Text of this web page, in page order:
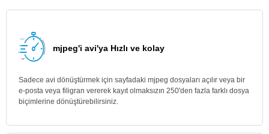
mjpeg'i avi'ya Hızlı ve kolay
Sadece avi dönüştürmek için sayfadaki mjpeg dosyaları açılır veya bir
e-posta veya filigran vererek kayıt olmaksızın 250'den fazla farklı dosya
biçimlerine dönüştürebilirsiniz.